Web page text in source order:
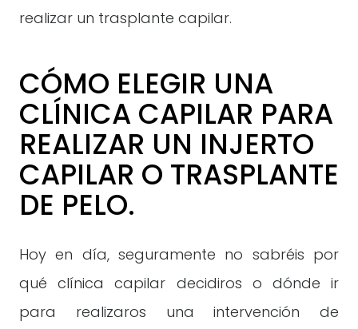
realizar un trasplante capilar.
CÓMO ELEGIR UNA
CLÍNICA CAPILAR PARA
REALIZAR UN INJERTO
CAPILAR O TRASPLANTE
DE PELO.
Hoy en día, seguramente no sabréis por
qué clínica capilar decidiros o dónde ir
para realizaros una intervención de